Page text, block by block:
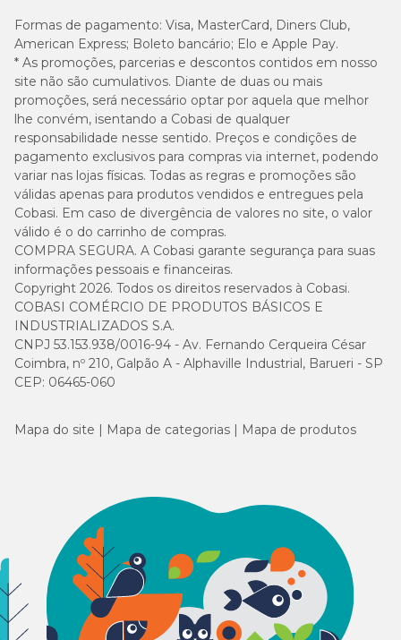
Formas de pagamento: Visa, MasterCard, Diners Club,
American Express; Boleto bancário; Elo e Apple Pay.
* As promoções, parcerias e descontos contidos em nosso
site não são cumulativos. Diante de duas ou mais
promoções, será necessário optar por aquela que melhor
lhe convém, isentando a Cobasi de qualquer
responsabilidade nesse sentido. Preços e condições de
pagamento exclusivos para compras via internet, podendo
variar nas lojas físicas. Todas as regras e promoções são
válidas apenas para produtos vendidos e entregues pela
Cobasi. Em caso de divergência de valores no site, o valor
válido é o do carrinho de compras.
COMPRA SEGURA. A Cobasi garante segurança para suas
informações pessoais e financeiras.
Copyright 2026. Todos os direitos reservados à Cobasi.
COBASI COMÉRCIO DE PRODUTOS BÁSICOS E
INDUSTRIALIZADOS S.A.
CNPJ 53.153.938/0016-94 - Av. Fernando Cerqueira César
Coimbra, nº 210, Galpão A - Alphaville Industrial, Barueri - SP
CEP: 06465-060
Mapa do site Mapa de categorias Mapa de produtos